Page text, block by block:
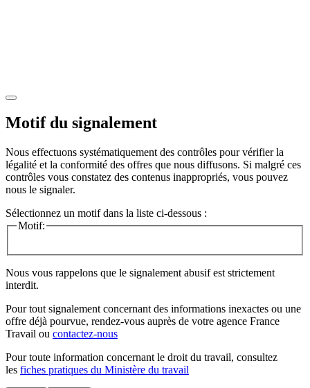
Motif du signalement
Nous effectuons systématiquement des contrôles pour vérifier la
légalité et la conformité des offres que nous diffusons. Si malgré ces
contrôles vous constatez des contenus inappropriés, vous pouvez
nous le signaler.
Sélectionnez un motif dans la liste ci-dessous :
Motif:
Nous vous rappelons que le signalement abusif est strictement
interdit.
Pour tout signalement concernant des informations inexactes ou une
offre déjà pourvue, rendez-vous auprès de votre agence France
Travail ou contactez-nous
Pour toute information concernant le droit du travail, consultez
les fiches pratiques du Ministère du travail